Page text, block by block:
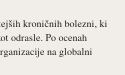
kroničnih bolezni, ki
odrasle. Po ocenah
na globalni